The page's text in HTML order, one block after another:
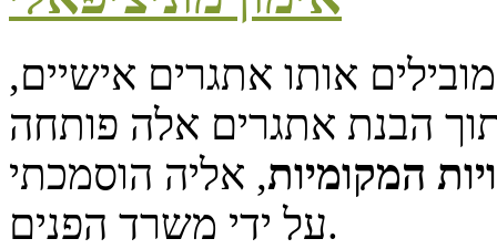
אותו אתגרים אישיים,
הבנת אתגרים אלה פותחה
המקומיות, אליה הוסמכתי
על ידי משרד הפנים.